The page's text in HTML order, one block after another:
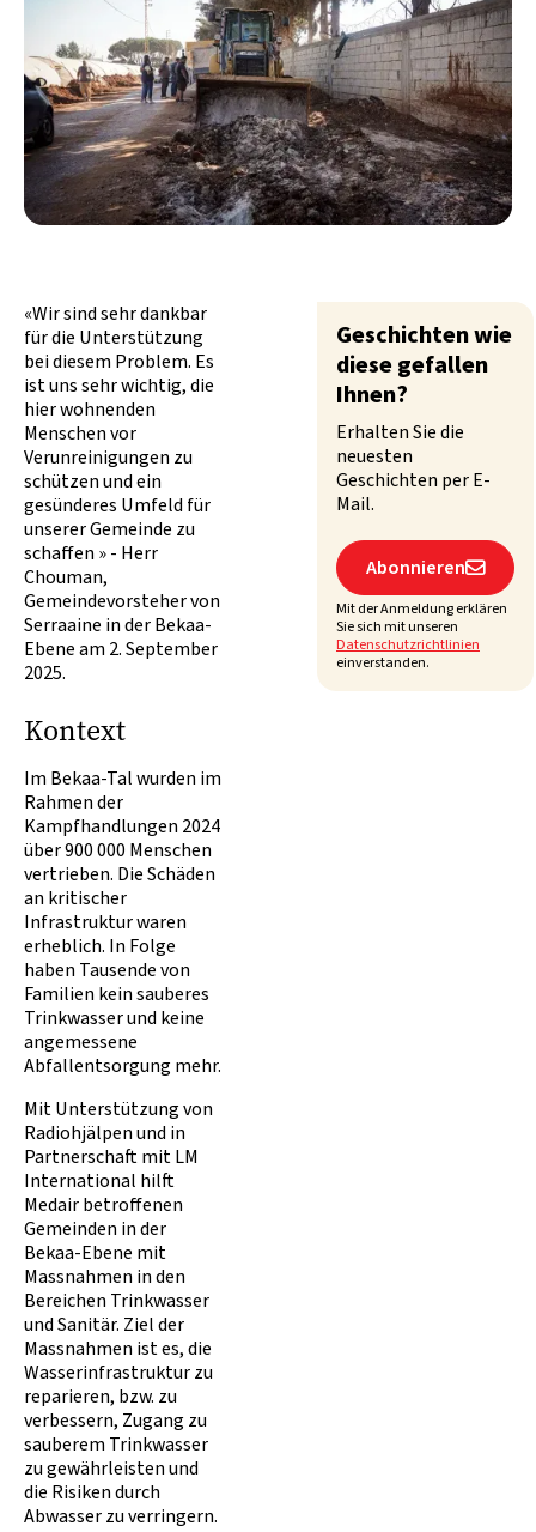
«Wir sind sehr dankbar
für die Unterstützung
bei diesem Problem. Es
ist uns sehr wichtig, die
hier wohnenden
Menschen vor
Verunreinigungen zu
schützen und ein
gesünderes Umfeld für
unserer Gemeinde zu
schaffen » - Herr
Chouman,
Gemeindevorsteher von
Serraaine in der Bekaa-
Ebene am 2. September
2025.
Kontext
Im Bekaa-Tal wurden im
Rahmen der
Kampfhandlungen 2024
über 900 000 Menschen
vertrieben. Die Schäden
an kritischer
Infrastruktur waren
erheblich. In Folge
haben Tausende von
Familien kein sauberes
Trinkwasser und keine
angemessene
Abfallentsorgung mehr.
Mit Unterstützung von
Radiohjälpen und in
Partnerschaft mit LM
International hilft
Medair betroffenen
Gemeinden in der
Bekaa-Ebene mit
Massnahmen in den
Bereichen Trinkwasser
und Sanitär. Ziel der
Massnahmen ist es, die
Wasserinfrastruktur zu
reparieren, bzw. zu
verbessern, Zugang zu
sauberem Trinkwasser
zu gewährleisten und
die Risiken durch
Abwasser zu verringern.
Geschichten wie
diese gefallen
Ihnen?
Erhalten Sie die
neuesten
Geschichten per E-
Mail.
Abonnieren
Mit der Anmeldung erklären
Sie sich mit unseren
Datenschutzrichtlinien
einverstanden.